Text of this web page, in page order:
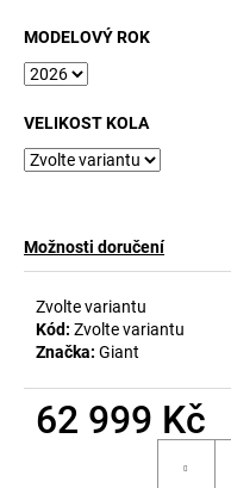
MODELOVÝ ROK
VELIKOST KOLA
Možnosti doručení
Zvolte variantu
Kód: Zvolte variantu
Značka: Giant
62 999 Kč
D
o
p
u
u
e
m